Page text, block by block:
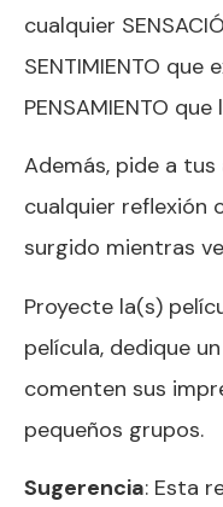
cualquier
SENTIMIENTO que
PENSAMIENTO que
Además, pide a
cualquier reflexión
surgido mientras
Proyecte la(s)
película, dedique
comenten sus
pequeños grupos.
Sugerencia: Esta